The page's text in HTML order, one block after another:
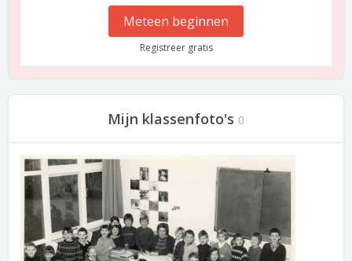
Meteen beginnen
Registreer gratis
Mijn klassenfoto's 0